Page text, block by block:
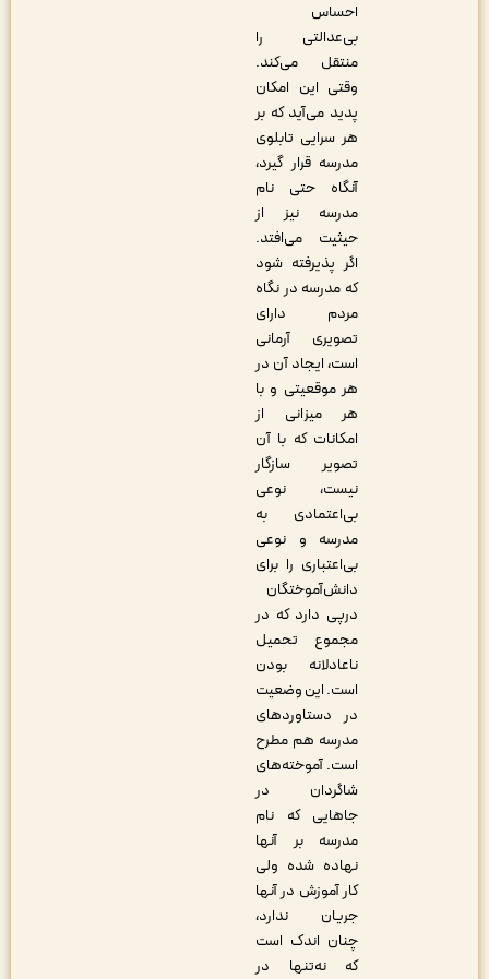
بی‏‌عدالتی را
منتقل می‌کند.
وقتی این امکان
پدید می‌آید که بر
هر سرایی تابلوی
مدرسه قرار گیرد،
آنگاه حتی نام
مدرسه نیز از
حیثیت می‌افتد.
اگر پذیرفته شود
که مدرسه در نگاه
مردم دارای
تصویری آرمانی
است، ایجاد آن در
هر موقعیتی و با
هر میزانی از
امکانات که با آن
تصویر سازگار
نیست، نوعی
بی‌اعتمادی به
مدرسه و نوعی
بی‌اعتباری را برای
دانش‌آموختگان
درپی دارد که در
مجموع تحمیل
ناعادلانه ‎بودن
است. این وضعیت
در دستاوردهای
مدرسه هم مطرح
است. آموخته‌های
شاگردان در
جاهایی که نام
مدرسه بر آنها
نهاده شده ولی
کار آموزش در آنها
جریان ندارد،
چنان اندک است
که نه‌تنها در